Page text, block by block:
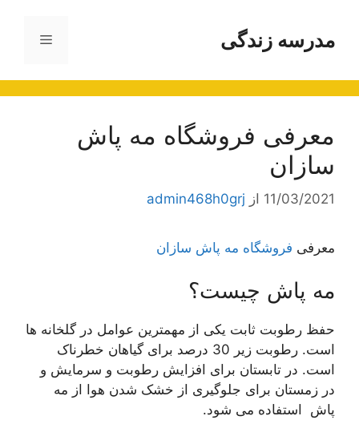
محتوامدرسه زندگی فهرست
معرفی فروشگاه مه پاش
سازان
11/03/2021 از admin468h0grj
معرفی فروشگاه مه پاش سازان
مه پاش چیست؟
حفظ رطوبت ثابت یکی از مهمترین عوامل در گلخانه ها
است. رطوبت زیر 30 درصد برای گیاهان خطرناک
است. در تابستان برای افزایش رطوبت و سرمایش و
در زمستان برای جلوگیری از خشک شدن هوا از مه
پاش استفاده می شود.